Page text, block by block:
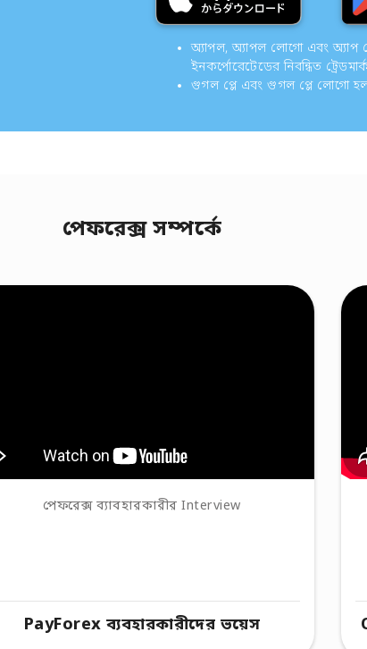
অ্যাপল, অ্যাপল লোগো এবং অ্যাপ
ইনকর্পোরেটেডের নিবন্ধিত
গুগল প্লে এবং গুগল প্লে লোগো
পেফরেক্স সম্পর্কে
পেফরেক্স ব্যাবহারকারীর Interview
PayForex ব্যবহারকারীদের ভয়েস